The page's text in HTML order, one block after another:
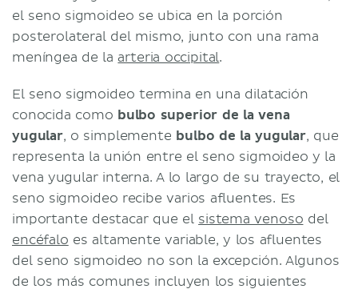
el seno sigmoideo se ubica en la porción
posterolateral del mismo, junto con una rama
meníngea de la arteria occipital.
El seno sigmoideo termina en una dilatación
conocida como bulbo superior de la vena
yugular, o simplemente bulbo de la yugular, que
representa la unión entre el seno sigmoideo y la
vena yugular interna. A lo largo de su trayecto, el
seno sigmoideo recibe varios afluentes. Es
importante destacar que el sistema venoso del
encéfalo es altamente variable, y los afluentes
del seno sigmoideo no son la excepción. Algunos
de los más comunes incluyen los siguientes